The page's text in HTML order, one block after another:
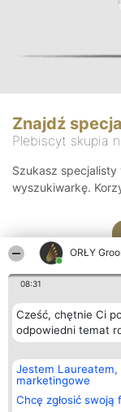
ORŁY
08:31
Cześć, chętnie Ci
odpowiedni temat
Jestem Laureatem,
marketingowe
Chcę zgłosić swoją
Znajdź
Plebiscyt skupia
Szukasz
wyszukiwarkę.
Organizator plebiscytu
Bright Side Solutions sp. z o.
o. sp. k.
ul. Ruska 22
Wrocław 50-079